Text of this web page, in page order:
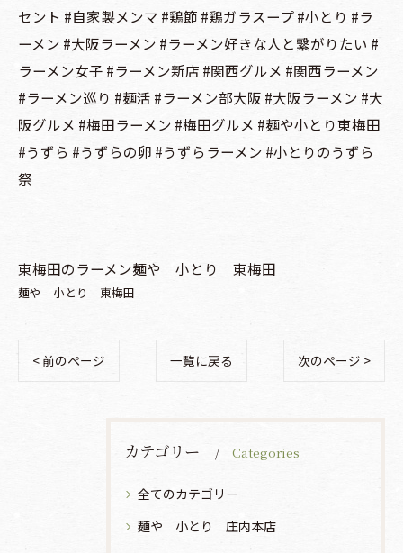
セント #自家製メンマ #鶏節 #鶏ガラスープ #小とり #ラ
ーメン #大阪ラーメン #ラーメン好きな人と繋がりたい #
ラーメン女子 #ラーメン新店 #関西グルメ #関西ラーメン
#ラーメン巡り #麺活 #ラーメン部大阪 #大阪ラーメン #大
阪グルメ #梅田ラーメン #梅田グルメ #麺や小とり東梅田
#うずら #うずらの卵 #うずらラーメン #小とりのうずら
祭
東梅田のラーメン麺や 小とり 東梅田
麺や 小とり 東梅田
< 前のページ 一覧に戻る 次のページ >
カテゴリー Categories
全てのカテゴリー
麺や 小とり 庄内本店